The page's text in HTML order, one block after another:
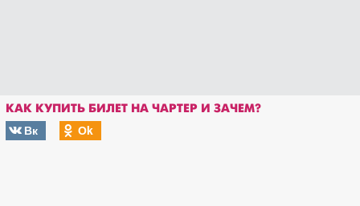
КАК КУПИТЬ БИЛЕТ НА ЧАРТЕР И ЗАЧЕМ?
Вк
Оk